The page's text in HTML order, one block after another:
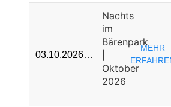
03.10.2026…
Nachts
im
Bärenpark
Oktober
2026
MEHR